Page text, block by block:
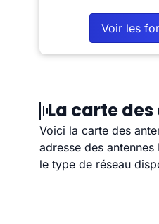
Voir les
La carte
Voici la carte des
adresse des
le type de réseau